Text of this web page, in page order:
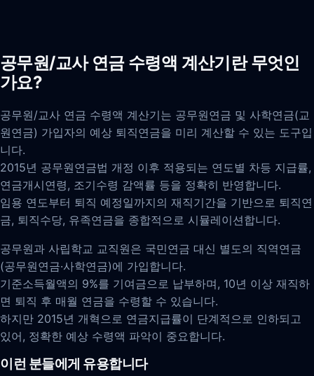
공무원/교사 연금 수령액 계산기란 무엇인
가요?
공무원/교사 연금 수령액 계산기는 공무원연금 및 사학연금(교
원연금) 가입자의 예상 퇴직연금을 미리 계산할 수 있는 도구입
니다.
2015년 공무원연금법 개정 이후 적용되는 연도별 차등 지급률,
연금개시연령, 조기수령 감액률 등을 정확히 반영합니다.
임용 연도부터 퇴직 예정일까지의 재직기간을 기반으로 퇴직연
금, 퇴직수당, 유족연금을 종합적으로 시뮬레이션합니다.
공무원과 사립학교 교직원은 국민연금 대신 별도의 직역연금
(공무원연금·사학연금)에 가입합니다.
기준소득월액의 9%를 기여금으로 납부하며, 10년 이상 재직하
면 퇴직 후 매월 연금을 수령할 수 있습니다.
하지만 2015년 개혁으로 연금지급률이 단계적으로 인하되고
있어, 정확한 예상 수령액 파악이 중요합니다.
이런 분들에게 유용합니다